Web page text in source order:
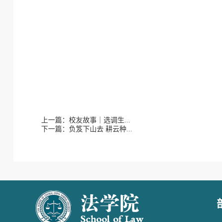
上一篇：校友故事｜选调生...
下一篇：负笈下山去 耕云种...